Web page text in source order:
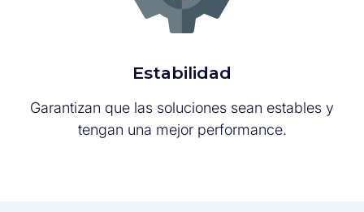
Estabilidad
Garantizan que las soluciones sean estables y
tengan una mejor performance.